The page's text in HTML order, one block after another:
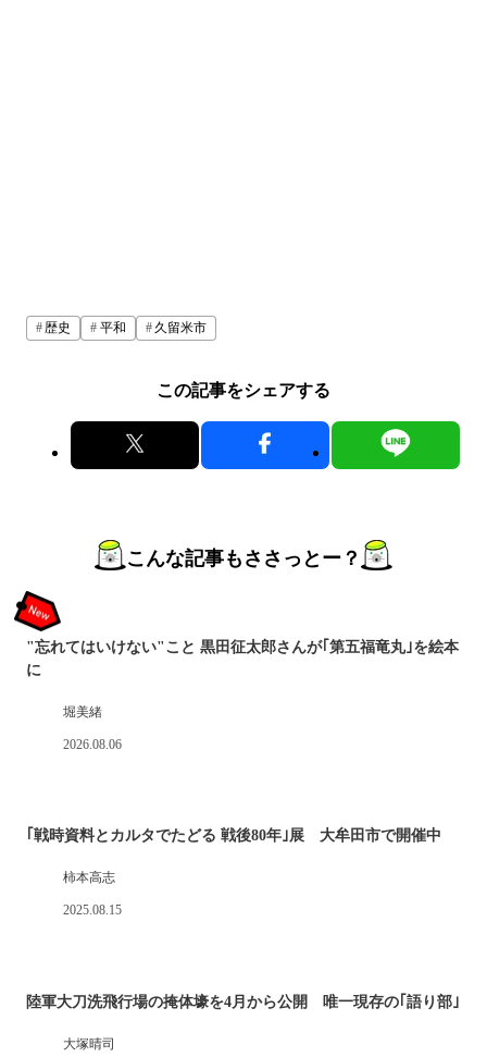
歴史 平和 久留米市
この記事をシェアする
こんな記事もささっとー？
"忘れてはいけない"こと 黒田征太郎さんが｢第五福竜丸｣を絵本
に
堀美緒
2026.08.06
｢戦時資料とカルタでたどる 戦後80年｣展 大牟田市で開催中
柿本高志
2025.08.15
陸軍大刀洗飛行場の掩体壕を4月から公開 唯一現存の｢語り部｣
大塚晴司